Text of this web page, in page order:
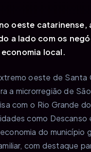
oeste catarinense,
a lado com os
local.
oeste de Santa
a microrregião de
com o Rio Grande
como Descanso
do município
com destaque